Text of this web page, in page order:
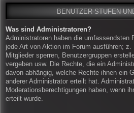
BENUTZER-STUFEN
Was sind Administratoren?
Administratoren haben die umfassendsten
jede Art von Aktion im Forum ausführen;
Mitglieder sperren, Benutzergruppen
vergeben usw. Die Rechte, die ein
davon abhängig, welche Rechte ihnen ein
anderer Administrator erteilt hat.
Moderationsberechtigungen haben, wenn
erteilt wurde.